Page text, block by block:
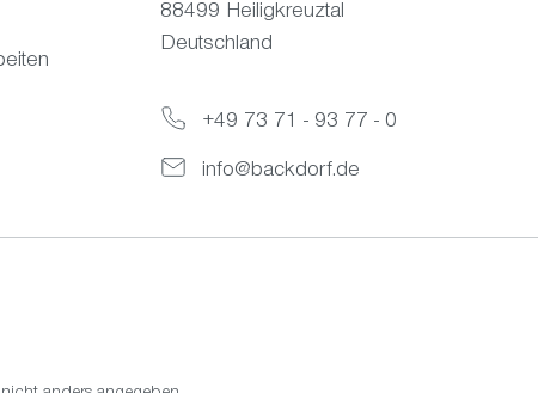
88499 Heiligkreuztal
Deutschland
+49 73 71 - 93 77 - 0
info@backdorf.de